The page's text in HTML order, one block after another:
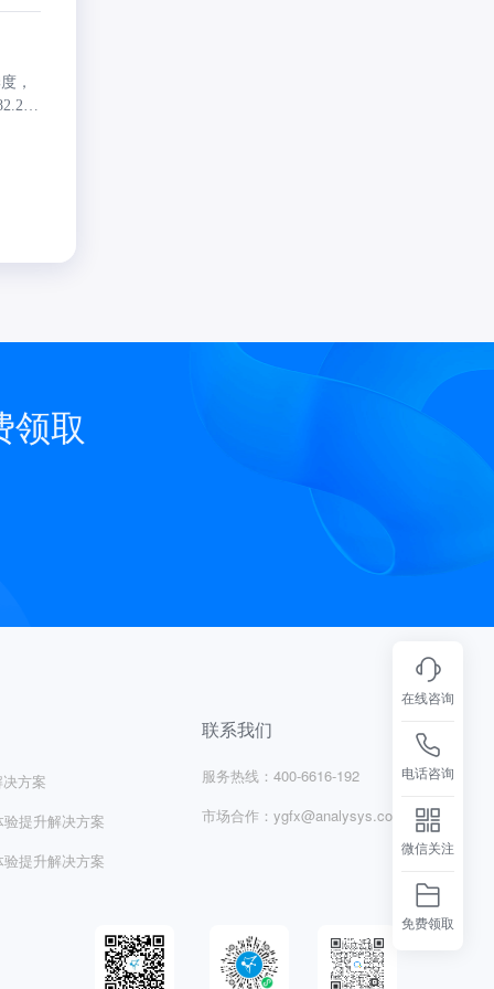
，
、
户
在线咨询
电话咨询
微信关注
免费领取
领取
方案
提升解决方案
提升解决方案
联系我们
服务热线： 400-6616-192
市场合作： ygfx@analysys.com.cn